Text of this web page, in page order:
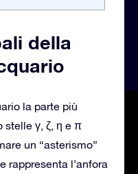
della
la parte più
stelle γ, ζ, η e π
un “asterismo”
rappresenta l’anfora